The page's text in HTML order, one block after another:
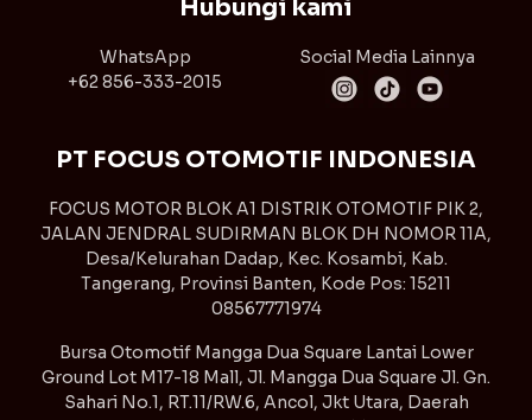
Hubungi kami
WhatsApp
+62 856-333-2015
Social Media Lainnya
PT FOCUS OTOMOTIF INDONESIA
FOCUS MOTOR BLOK A1 DISTRIK OTOMOTIF PIK 2,
JALAN JENDRAL SUDIRMAN BLOK DH NOMOR 11A,
Desa/Kelurahan Dadap, Kec. Kosambi, Kab.
Tangerang, Provinsi Banten, Kode Pos: 15211
08567771974
Bursa Otomotif Mangga Dua Square Lantai Lower
Ground Lot M17-18 Mall, Jl. Mangga Dua Square Jl. Gn.
Sahari No.1, RT.11/RW.6, Ancol, Jkt Utara, Daerah